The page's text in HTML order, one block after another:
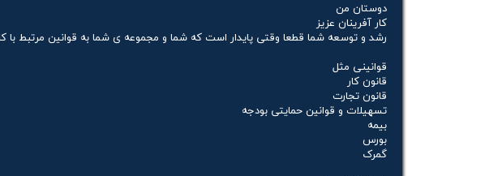
دوستان من
کار آفرینان عزیز
رشد و توسعه شما قطعا وقتی پایدار است که شما و مجموعه ی شما به قوانین مرتبط با
قوانینی مثل
قانون کار
قانون تجارت
تسهیلات و قوانین حمایتی بودجه
بیمه
بورس
گمرک